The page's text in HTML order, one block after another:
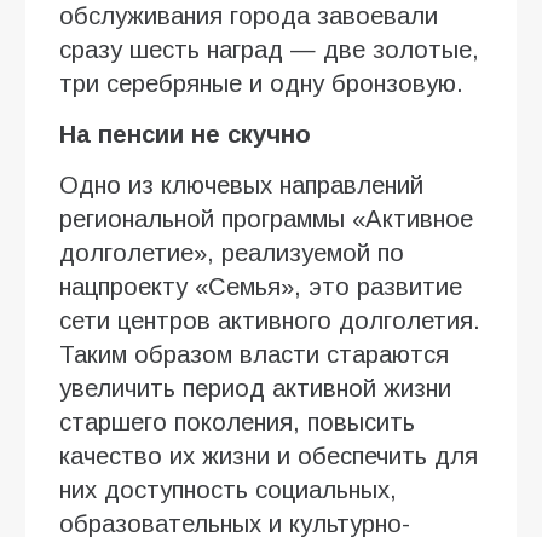
обслуживания города завоевали
сразу шесть наград — две золотые,
три серебряные и одну бронзовую.
На пенсии не скучно
Одно из ключевых направлений
региональной программы «Активное
долголетие», реализуемой по
нацпроекту «Семья», это развитие
сети центров активного долголетия.
Таким образом власти стараются
увеличить период активной жизни
старшего поколения, повысить
качество их жизни и обеспечить для
них доступность социальных,
образовательных и культурно-